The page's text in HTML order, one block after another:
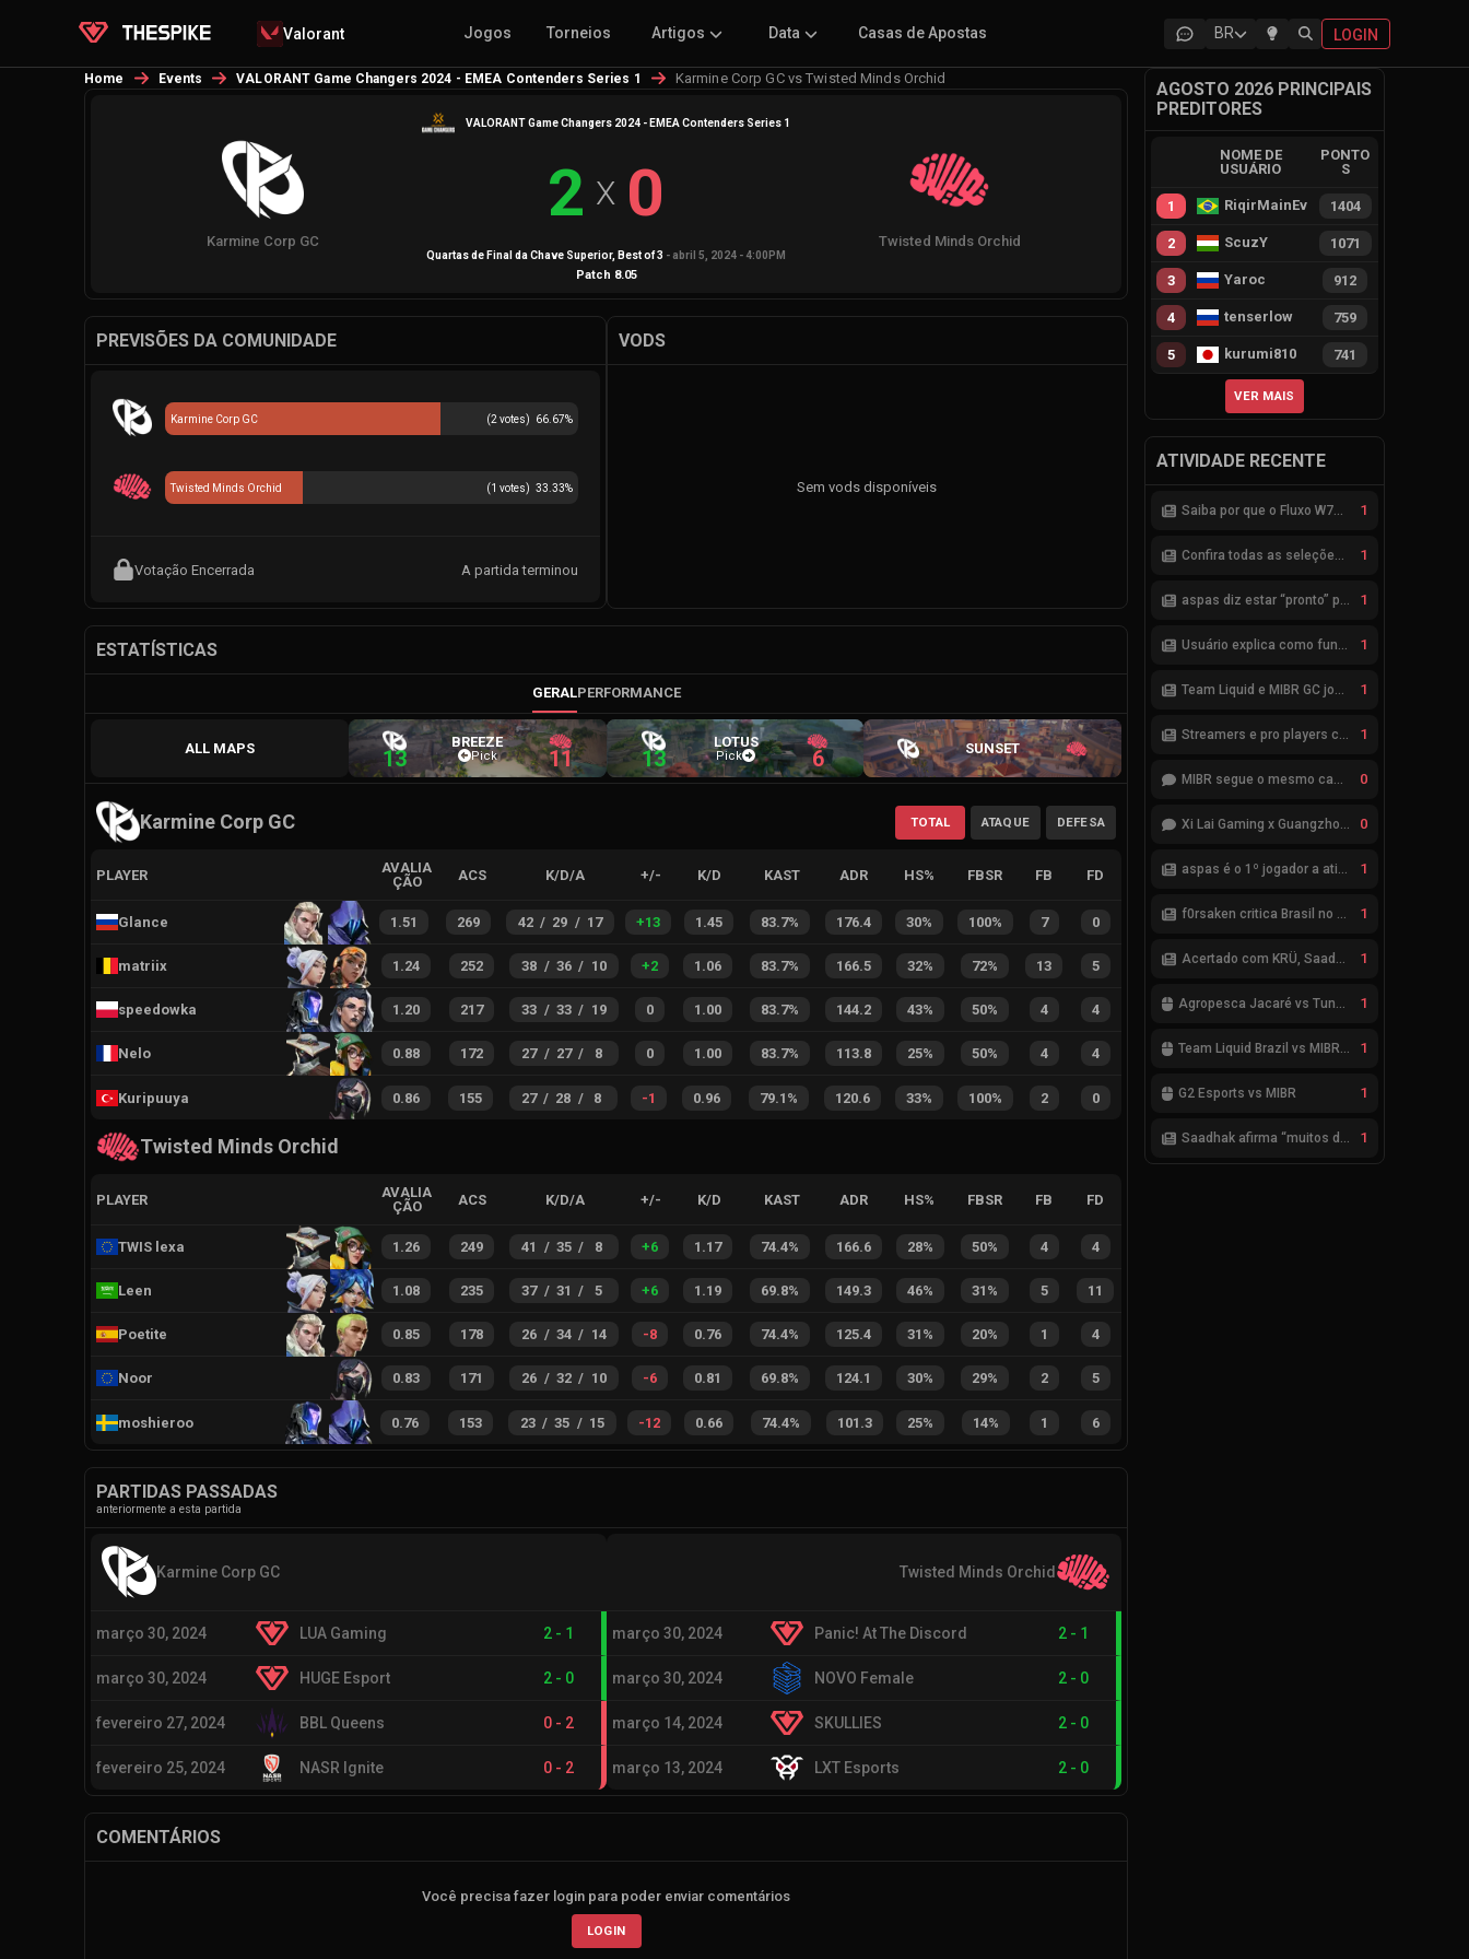
Valorant Jogos Torneios Artigos Data Casas de Apostas BR LOGIN
Home Events VALORANT Game Changers 2024 - EMEA Contenders Series 1 Karmine Corp GC vs Twisted Minds Orchid
VALORANT Game Changers 2024 - EMEA Contenders Series 1
Karmine Corp GC
2 X 0
Twisted Minds Orchid
Quartas de Final da Chave Superior, Best of3 - abril 5, 2024 - 4:00PM
Patch 8.05
PREVISÕES DA COMUNIDADE
(2 votes) 66.67%
Karmine Corp GC
(1 votes) 33.33%
Twisted Minds Orchid
Votação Encerrada A partida terminou
VODS
Sem vods disponíveis
ESTATÍSTICAS
GERALPERFORMANCE
ALL MAPS 13
BREEZE
Pick 11 13
LOTUS
Pick 6 SUNSET
Karmine Corp GC TOTAL ATAQUE DEFESA
PLAYER
AVALIA
ÇÃO
ACS K/D/A +/- K/D KAST ADR HS% FBSR FB FD
Glance 1.51 269 42 / 29 / 17 +13 1.45 83.7% 176.4 30% 100% 7 0
matriix 1.24 252 38 / 36 / 10 +2 1.06 83.7% 166.5 32% 72% 13 5
speedowka 1.20 217 33 / 33 / 19 0 1.00 83.7% 144.2 43% 50% 4 4
Nelo 0.88 172 27 / 27 / 8 0 1.00 83.7% 113.8 25% 50% 4 4
Kuripuuya 0.86 155 27 / 28 / 8 -1 0.96 79.1% 120.6 33% 100% 2 0
Twisted Minds Orchid
PLAYER
AVALIA
ÇÃO
ACS K/D/A +/- K/D KAST ADR HS% FBSR FB FD
TWIS lexa 1.26 249 41 / 35 / 8 +6 1.17 74.4% 166.6 28% 50% 4 4
Leen 1.08 235 37 / 31 / 5 +6 1.19 69.8% 149.3 46% 31% 5 11
Poetite 0.85 178 26 / 34 / 14 -8 0.76 74.4% 125.4 31% 20% 1 4
Noor 0.83 171 26 / 32 / 10 -6 0.81 69.8% 124.1 30% 29% 2 5
moshieroo 0.76 153 23 / 35 / 15 -12 0.66 74.4% 101.3 25% 14% 1 6
PARTIDAS PASSADAS
anteriormente a esta partida
Karmine Corp GC
março 30, 2024 LUA Gaming 2 - 1
março 30, 2024 HUGE Esport 2 - 0
fevereiro 27, 2024 BBL Queens 0 - 2
fevereiro 25, 2024 NASR Ignite 0 - 2
Twisted Minds Orchid
março 30, 2024 Panic! At The Discord 2 - 1
março 30, 2024 NOVO Female 2 - 0
março 14, 2024 SKULLIES 2 - 0
março 13, 2024 LXT Esports 2 - 0
COMENTÁRIOS
Você precisa fazer login para poder enviar comentários
LOGIN
AGOSTO 2026 PRINCIPAIS
PREDITORES
NOME DE
USUÁRIO
PONTO
S
1 RiqirMainEvie 1404
2 ScuzY 1071
3 Yaroc 912
4 tenserlow 759
5 kurumi810 741
VER MAIS
ATIVIDADE RECENTE
Saiba por que o Fluxo W7M não avançou na parceria com a Riot 1
Confira todas as seleções de VALORANT para a ENC 2026 1
aspas diz estar “pronto” para seleção brasileira de VALORANT 1
Usuário explica como funciona esquema de bets no VALORANT 1
Team Liquid e MIBR GC jogarão a Fase de Acesso do VCB 2026 1
Streamers e pro players criticam ranqueadas de VALORANT 1
MIBR segue o mesmo caminho da RRQ no Kickoff? Bom começo, mas risco de eliminação hoje 0
Xi Lai Gaming x Guangzhou Huadu Bilibili Gaming (Bilibili Gaming) 0
aspas é o 1º jogador a atingir saldo positivo de 1 mil kills no VCT 1
f0rsaken critica Brasil no VALORANT: “Ninguém mais leva a sério” 1
Acertado com KRÜ, Saadhak se envolve em polêmica com keznit 1
Agropesca Jacaré vs Tung Tung Tung Sahur 1
Team Liquid Brazil vs MIBR GC 1
G2 Esports vs MIBR 1
Saadhak afirma “muitos desafios, dentro e fora do servidor” sobre a jornada até a classificação 1